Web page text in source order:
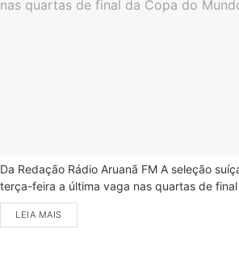
Da Redação Rádio Aruanã FM A seleção
terça-feira a última vaga nas quartas de
LEIA MAIS